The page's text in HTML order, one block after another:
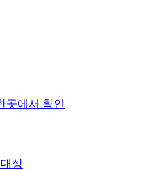
곳에서 확인
상